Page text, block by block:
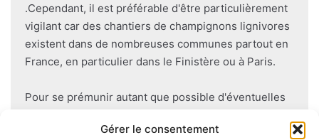
Gérer le consentement
.Cependant, il est préférable d'être particulièrement
vigilant car des chantiers de champignons lignivores
existent dans de nombreuses communes partout en
France, en particulier dans le Finistère ou à Paris.
Pour se prémunir autant que possible d'éventuelles
du logement, il convient de respecter certaines